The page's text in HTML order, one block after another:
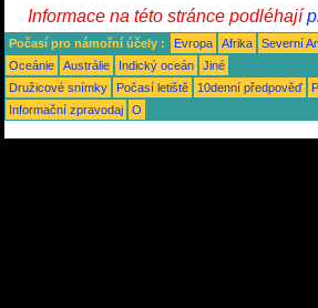
Informace na této stránce podléhají
Počasí pro námořní účely : Evropa Afrika Severní
Oceánie
Austrálie Indický oceán
Jiné
Družicové snímky
Počasí letiště 10denní předpověď
Informační zpravodaj
O